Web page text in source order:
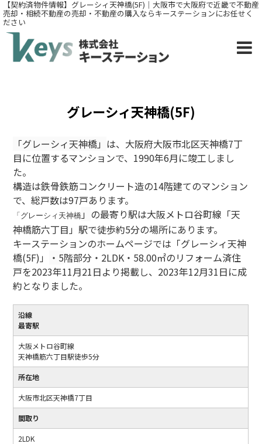
【契約済物件情報】グレーシィ天神橋(5F)｜大阪市で大阪府で近畿で不動産
売却・相続不動産の売却・不動産の購入ならキーステーションにお任せく
ださい
グレーシィ天神橋(5F)
「グレーシィ天神橋」 は、大阪府大阪市北区天神橋7丁
目に位置するマンションで、1990年6月に竣工しまし
た。
構造は鉄骨鉄筋コンクリート造の14階建てのマンション
で、総戸数は97戸あります。
「グレーシィ天神橋 」 の最寄り駅は大阪メトロ谷町線「天
神橋筋六丁目」駅で徒歩約5分の場所にあります。
キーステーションのホームページでは「グレーシィ天神
橋(5F) 」 ・5階部分・2LDK・58.00㎡のリフォーム済住
戸を2023年11月21日より掲載し、2023年12月31日に成
約となりました。
沿線
最寄駅
大阪メトロ谷町線
天神橋筋六丁目駅徒歩5分
所在地
大阪市北区天神橋7丁目
間取り
2LDK